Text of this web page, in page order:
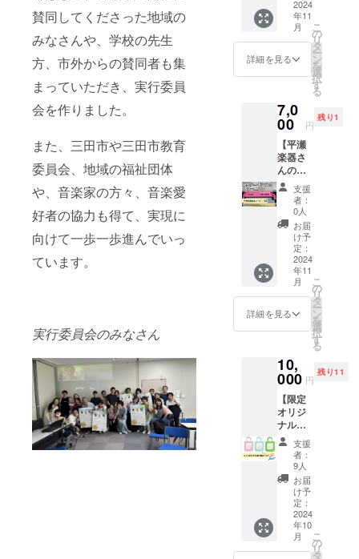
賛同してくださった地域の
みなさんや、学校の先生
方、市外からの賛同者も集
まっていただき、実行委員
会を作りました。
また、三田市や三田市教育
委員会、地域の福祉団体
や、音楽家の方々、音楽愛
好者の協力も得て、実現に
向けて一歩一歩進んでいっ
ています。
実行委員会のみなさん
戸のア
コース
ティッ
クデュ
オにこ
いちで
たちは
17年と
いう音
楽活動
の中
で、地
元兵庫
の魅力
を音楽
に乗せ
届けて
きまし
た。 そ
の土地
にある
素晴ら
しい名
産品は
もちろ
が、 な
んと
いって
もその
土地に
住む人
たちの
温かみ
や魅力
との出
逢い
は、 僕
たちの
音楽活
動を豊
かに耕
AL」な
どの 野
スティ
バル出
TBS系
「中居
正広の
金曜日
のスマ
たち
へ」
NTV系
「スッ
キ
リ！！
」出演
などを
経て、
今日も
楽せず
楽しく
をテー
マに活
メッ
セージ
いただ
きまし
た！
とって
おきの
音楽祭
のクラ
ファン
へ僕た
ちはこ
のエコ
バッグ
で参加
させて
送希望
欄にお
ださ
い。 ・
頂いた
メール
にてご
案内致
しま
す。 必
ず受け
取れる
メール
アドレ
スをご
記入く
ださ
い。 ・
は用意
致しま
ブレイ
バーズ
https://
ks-
bravers
.com/
繰り出
すハー
モニー
てよし
見てよ
うの"音
楽"を 是
非体感
して下
さい。 ◉
メッ
セージ
いただ
きまし
た！
とって
おきの
音楽
祭、前
回に引
今回も
参加で
ても嬉
しくお
もいま
す、み
んな
違って
みんな
いい。
次回も
よろし
くお願
いしま
す！
屋剛選
手の歌
声も楽
しみで
す！ 古
入り野
球カー
様にご
提供い
たしま
す。 ・
サイン
は古屋
選手か
ら11月
24日音
楽祭当
日に頂
きます
選択頂
いた方
加され
る方は
直接お
渡しす
ること
も可能
です。
・必ず
サイン
当日参
加希
望、か
後日配
送希望
酒井ヒ
ロキさ
んオリ
ジナル
CD1点
ソング
ライ
ター＆
ギタリ
スト。
1982年
11月16
日生ま
れ。AB
型。 体
温が目
の前に
感じと
れるよ
うな
声、人
間くさ
は、今
日も聴
の背中
をそっ
と支え
てい
る。 ギ
タリス
トとし
ても評
価も高
く、
数々の
アー
之』さ
んから
応援の
グッズ
をご提
供いた
だきま
みなさ
んに暖
かい
メッ
セージ
とにこ
いちさ
んの
グッズ
をお送
りしま
す。 ・
石田裕
之さん
オリジ
ナル
CD1点
ろゆ
き） 神
戸出
身、プ
ロシン
ガーソ
ングラ
ター。
ひょう
ご防災
リー
ダー、
防災士
（兵庫
防災士
2024
年11
月
詳細を見る
こ
の
リ
タ
ー
ン
を
選
択
す
る
7,0
00 円
残り1
【平瀬
楽器さ
んのス
ペシャ
ルリ
ターン
その
③】 鍵
盤ハー
モニカ
のク
リーニ
ングを
いたし
ます。
お子様
鍵盤
ハーモ
ニカは
内部の
掃除が
しにく
い楽
器。そ
のケン
ハモを
リフ
レッ
シュし
てみま
せん
か？ 兄
支援
者：
0人
お届
け予
定：
2024
年11
月
詳細を見る
こ
の
リ
タ
ー
ン
を
選
択
す
る
10,
000 円
残り11
【限定
オリジ
ナル
グッ
ズ】 さ
んだ
とって
おきの
音楽祭
をデザ
インし
たエコ
バッグ
支援
者：
9人
お届
け予
定：
2024
年10
月
こ
の
リ
タ